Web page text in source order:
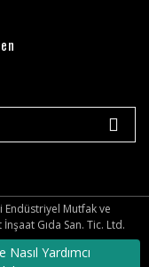
Nasıl Yardımcı
Mutfak ve
Gıda San. Tic. Ltd.